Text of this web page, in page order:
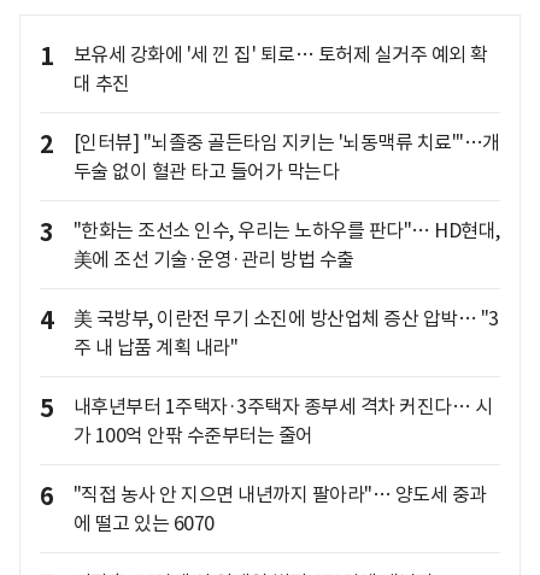
1
보유세 강화에 '세 낀 집' 퇴로… 토허제 실거주 예외 확
대 추진
2
[인터뷰] "뇌졸중 골든타임 지키는 '뇌동맥류 치료'"…개
두술 없이 혈관 타고 들어가 막는다
3
"한화는 조선소 인수, 우리는 노하우를 판다"… HD현대,
美에 조선 기술·운영·관리 방법 수출
4
美 국방부, 이란전 무기 소진에 방산업체 증산 압박… "3
주 내 납품 계획 내라"
5
내후년부터 1주택자·3주택자 종부세 격차 커진다… 시
가 100억 안팎 수준부터는 줄어
6
"직접 농사 안 지으면 내년까지 팔아라"… 양도세 중과
에 떨고 있는 6070